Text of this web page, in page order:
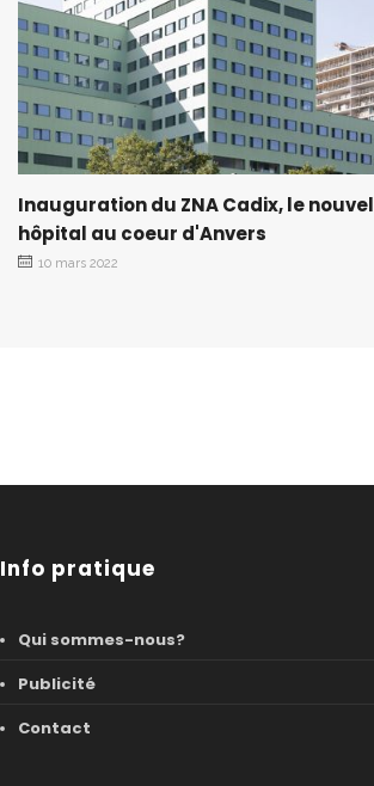
Inauguration du ZNA Cadix, le nouvel
hôpital au coeur d'Anvers
10 mars 2022
Info pratique
Qui sommes-nous?
Publicité
Contact